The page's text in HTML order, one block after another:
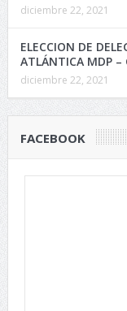
diciembre 22, 2021
ELECCION DE
ATLÁNTICA MDP –
diciembre 22, 2021
FACEBOOK